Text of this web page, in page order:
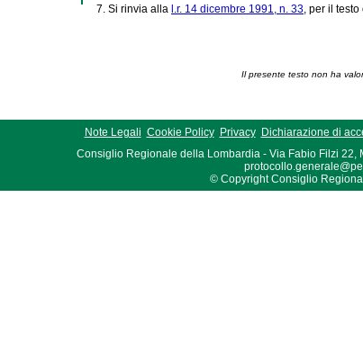
7. Si rinvia alla l.r. 14 dicembre 1991, n. 33, per il
Il presente testo non ha
Note Legali Cookie Policy Privacy Dichiarazione di
Consiglio Regionale della Lombardia - Via Fabio Filzi 22,
© Copyright Consiglio